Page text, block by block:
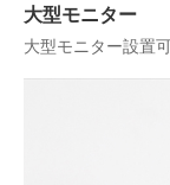
大型モニター
大型モニター設置